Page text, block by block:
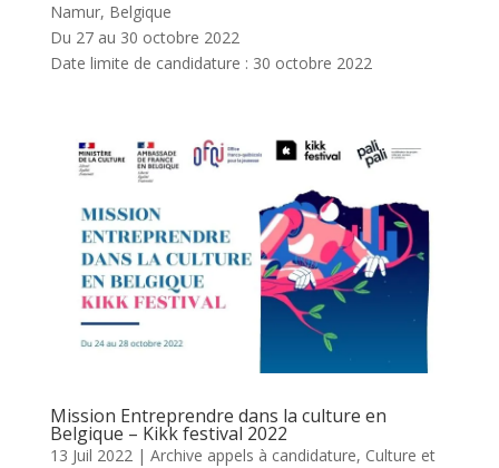
Namur, Belgique
Du 27 au 30 octobre 2022
Date limite de candidature : 30 octobre 2022
Mission Entreprendre dans la culture en
Belgique – Kikk festival 2022
13 Juil 2022| Archive appels à candidature, Culture et